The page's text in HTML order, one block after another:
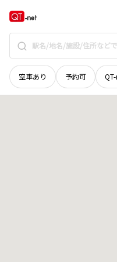
空車あり 予約可
和歌山県